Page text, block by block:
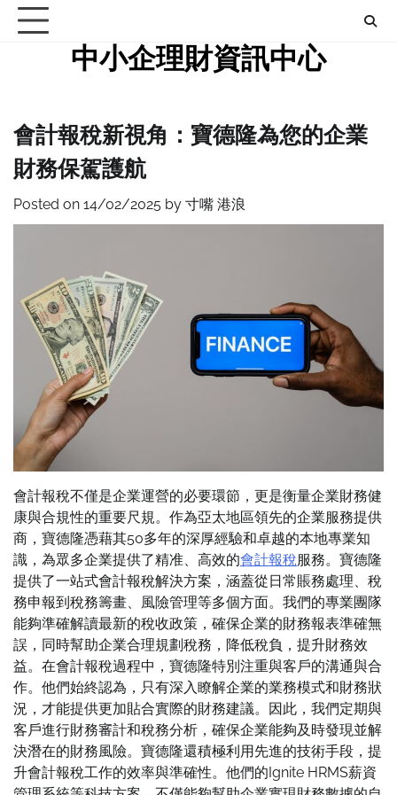
Skip
中小企理財資訊中心
會計報稅新視角：寶德隆為您的企業
財務保駕護航
Posted on 14/02/2025 by 寸嘴 港浪
會計報稅不僅是企業運營的必要環節，更是衡量企業財務健
康與合規性的重要尺規。作為亞太地區領先的企業服務提供
商，寶德隆憑藉其50多年的深厚經驗和卓越的本地專業知
識，為眾多企業提供了精准、高效的會計報稅服務。寶德隆
提供了一站式會計報稅解決方案，涵蓋從日常賬務處理、稅
務申報到稅務籌畫、風險管理等多個方面。我們的專業團隊
能夠準確解讀最新的稅收政策，確保企業的財務報表準確無
誤，同時幫助企業合理規劃稅務，降低稅負，提升財務效
益。在會計報稅過程中，寶德隆特別注重與客戶的溝通與合
作。他們始終認為，只有深入瞭解企業的業務模式和財務狀
況，才能提供更加貼合實際的財務建議。因此，我們定期與
客戶進行財務審計和稅務分析，確保企業能夠及時發現並解
決潛在的財務風險。寶德隆還積極利用先進的技術手段，提
升會計報稅工作的效率與準確性。他們的Ignite HRMS薪資